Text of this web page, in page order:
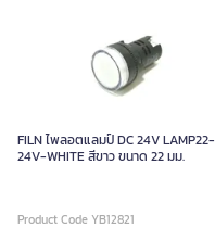
FILN ไพลอตแลมป์ DC 24V LAMP22-
24V-WHITE สีขาว ขนาด 22 มม.
Product Code YB12821